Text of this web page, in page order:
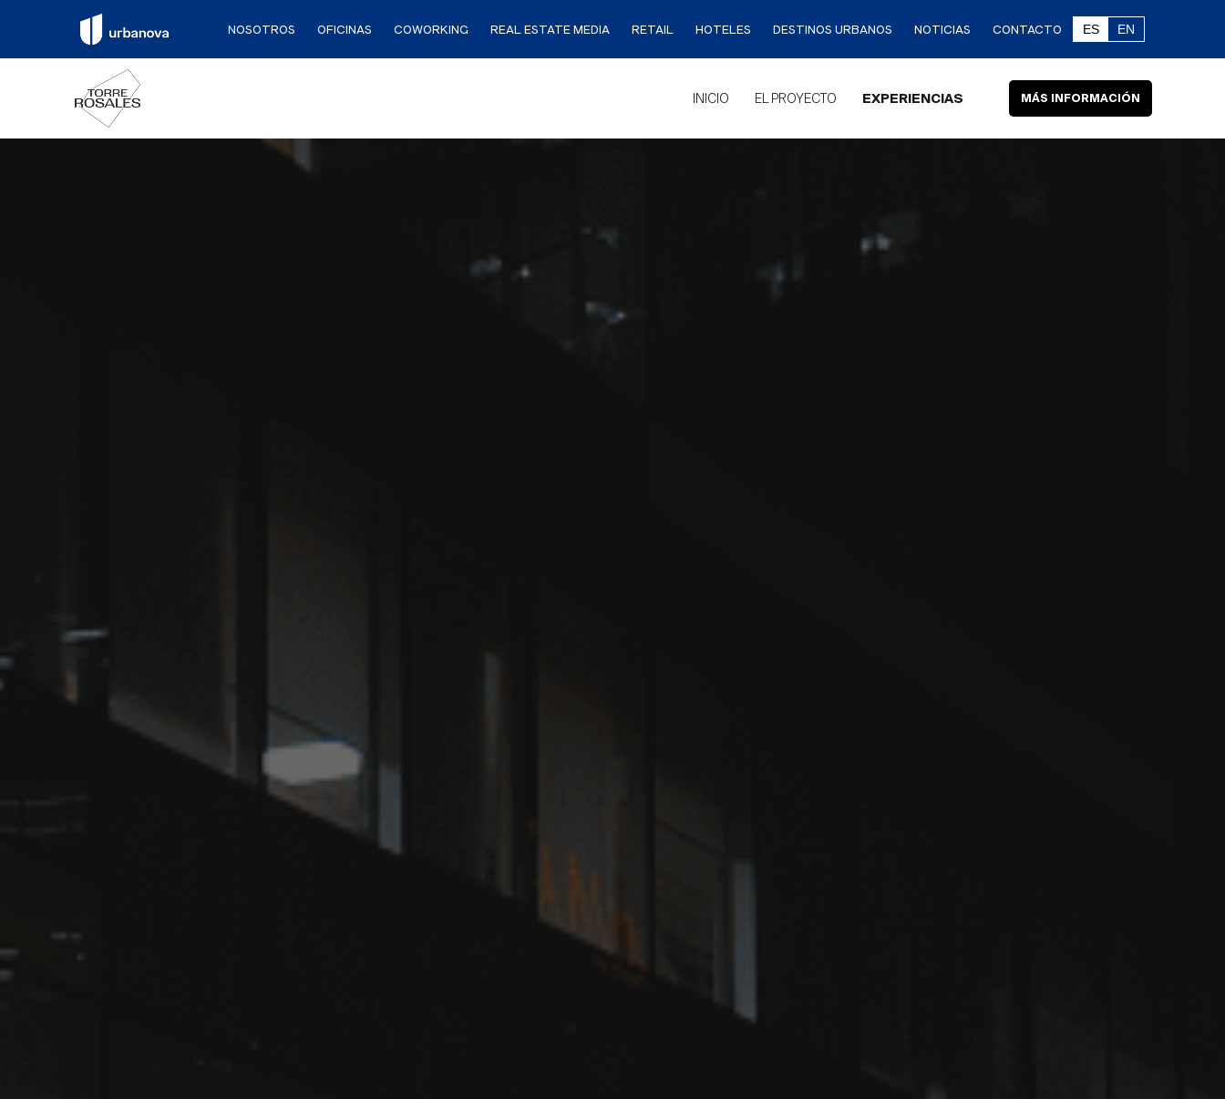
NOSOTROS OFICINAS COWORKING REAL ESTATE MEDIA RETAIL HOTELES DESTINOS URBANOS NOTICIAS CONTACTO ES EN
INICIO EL PROYECTO EXPERIENCIAS MÁS INFORMACIÓN